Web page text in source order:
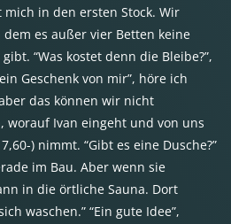
in den ersten Stock. Wir
es außer vier Betten keine
“Was kostet denn die Bleibe?”,
Geschenk von mir”, höre ich
das können wir nicht
worauf Ivan eingeht und von uns
) nimmt. “Gibt es eine Dusche?”
im Bau. Aber wenn sie
in die örtliche Sauna. Dort
waschen.” “Ein gute Idee”,